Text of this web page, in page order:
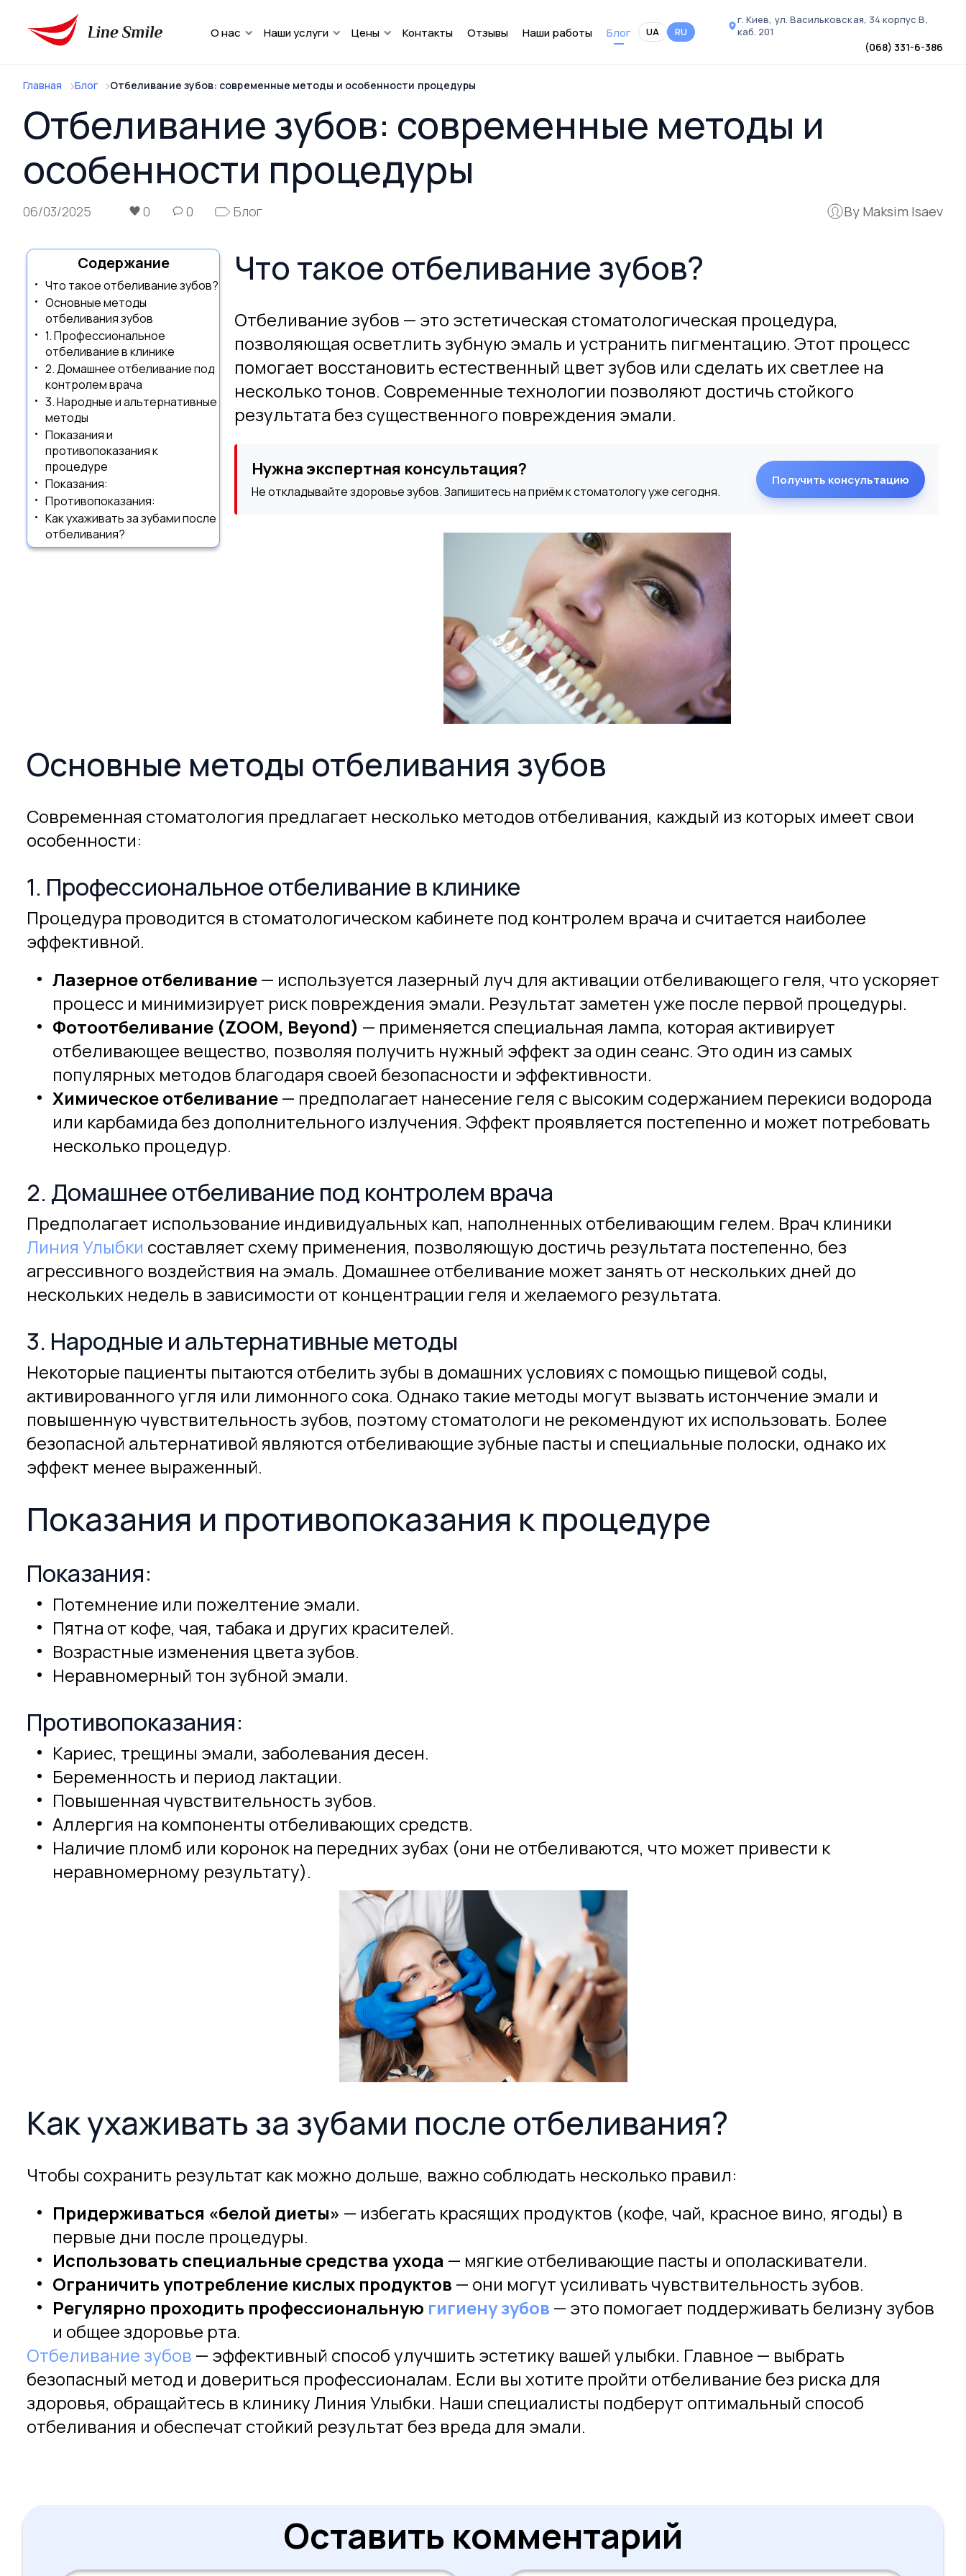
г. Киев, ул. Васильковская, 34 корпус В,
каб. 201
(068) 331-6-386
О нас Наши услуги Цены Контакты Отзывы Наши работы Блог RU
UA
Главная Блог Отбеливание зубов: современные методы и особенности процедуры
Отбеливание зубов: современные методы и
особенности процедуры
06/03/2025 0 0 Блог By Maksim Isaev
Содержание
Что такое отбеливание зубов?
Основные методы
отбеливания зубов
1. Профессиональное
отбеливание в клинике
2. Домашнее отбеливание под
контролем врача
3. Народные и альтернативные
методы
Показания и
противопоказания к
процедуре
Показания:
Противопоказания:
Как ухаживать за зубами после
отбеливания?
Что такое отбеливание зубов?
Отбеливание зубов — это эстетическая стоматологическая процедура,
позволяющая осветлить зубную эмаль и устранить пигментацию. Этот процесс
помогает восстановить естественный цвет зубов или сделать их светлее на
несколько тонов. Современные технологии позволяют достичь стойкого
результата без существенного повреждения эмали.
Нужна экспертная консультация?
Не откладывайте здоровье зубов. Запишитесь на приём к стоматологу уже сегодня.
Получить консультацию
Основные методы отбеливания зубов
Современная стоматология предлагает несколько методов отбеливания, каждый из которых имеет свои
особенности:
1. Профессиональное отбеливание в клинике
Процедура проводится в стоматологическом кабинете под контролем врача и считается наиболее
эффективной.
Лазерное отбеливание— используется лазерный луч для активации отбеливающего геля, что ускоряет
процесс и минимизирует риск повреждения эмали. Результат заметен уже после первой процедуры.
Фотоотбеливание (ZOOM, Beyond) — применяется специальная лампа, которая активирует
отбеливающее вещество, позволяя получить нужный эффект за один сеанс. Это один из самых
популярных методов благодаря своей безопасности и эффективности.
Химическое отбеливание— предполагает нанесение геля с высоким содержанием перекиси водорода
или карбамида без дополнительного излучения. Эффект проявляется постепенно и может потребовать
несколько процедур.
2. Домашнее отбеливание под контролем врача
Предполагает использование индивидуальных кап, наполненных отбеливающим гелем. Врач клиники
Линия Улыбки составляет схему применения, позволяющую достичь результата постепенно, без
агрессивного воздействия на эмаль. Домашнее отбеливание может занять от нескольких дней до
нескольких недель в зависимости от концентрации геля и желаемого результата.
3. Народные и альтернативные методы
Некоторые пациенты пытаются отбелить зубы в домашних условиях с помощью пищевой соды,
активированного угля или лимонного сока. Однако такие методы могут вызвать истончение эмали и
повышенную чувствительность зубов, поэтому стоматологи не рекомендуют их использовать. Более
безопасной альтернативой являются отбеливающие зубные пасты и специальные полоски, однако их
эффект менее выраженный.
Показания и противопоказания к процедуре
Показания:
Потемнение или пожелтение эмали.
Пятна от кофе, чая, табака и других красителей.
Возрастные изменения цвета зубов.
Неравномерный тон зубной эмали.
Противопоказания:
Кариес, трещины эмали, заболевания десен.
Беременность и период лактации.
Повышенная чувствительность зубов.
Аллергия на компоненты отбеливающих средств.
Наличие пломб или коронок на передних зубах (они не отбеливаются, что может привести к
неравномерному результату).
Как ухаживать за зубами после отбеливания?
Чтобы сохранить результат как можно дольше, важно соблюдать несколько правил:
Придерживаться «белой диеты» — избегать красящих продуктов (кофе, чай, красное вино, ягоды) в
первые дни после процедуры.
Использовать специальные средства ухода — мягкие отбеливающие пасты и ополаскиватели.
Ограничить употребление кислых продуктов — они могут усиливать чувствительность зубов.
Регулярно проходить профессиональную гигиену зубов — это помогает поддерживать белизну зубов
и общее здоровье рта.
Отбеливание зубов — эффективный способ улучшить эстетику вашей улыбки. Главное — выбрать
безопасный метод и довериться профессионалам. Если вы хотите пройти отбеливание без риска для
здоровья, обращайтесь в клинику Линия Улыбки. Наши специалисты подберут оптимальный способ
отбеливания и обеспечат стойкий результат без вреда для эмали.
Оставить комментарий